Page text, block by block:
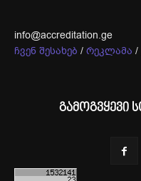
info@accreditation.ge
ჩვენ შესახებ / რეკლამა /
გამოგვყევი